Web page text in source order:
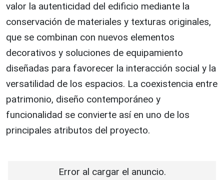
valor la autenticidad del edificio mediante la
conservación de materiales y texturas originales,
que se combinan con nuevos elementos
decorativos y soluciones de equipamiento
diseñadas para favorecer la interacción social y la
versatilidad de los espacios. La coexistencia entre
patrimonio, diseño contemporáneo y
funcionalidad se convierte así en uno de los
principales atributos del proyecto.
Error al cargar el anuncio.